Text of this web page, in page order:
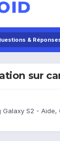
&
sur
Galaxy S2 - Aide,